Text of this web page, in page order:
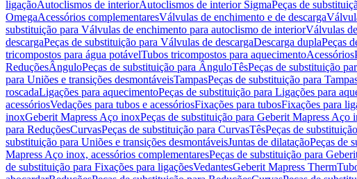
ligaçãoAutoclismos de interiorAutoclismos de interior SigmaPeças de
OmegaAcessórios complementaresVálvulas de enchimento e de descarga
substituição para Válvulas de enchimento para autoclismo de interiorVálvulas
descargaPeças de substituição para Válvulas de descargaDescarga duplaPeças
tricompostos para água potávelTubos tricompostos para aquecimentoAcessórios
ReduçõesÂnguloPeças de substituição para ÂnguloTêsPeças de substituição
para Uniões e transições desmontáveisTampasPeças de substituição para
roscadaLigações para aquecimentoPeças de substituição para Ligações para
acessóriosVedações para tubos e acessóriosFixações para tubosFixações para
inoxGeberit Mapress Aço inoxPeças de substituição para Geberit Mapress Aço
para ReduçõesCurvasPeças de substituição para CurvasTêsPeças de
substituição para Uniões e transições desmontáveisJuntas de dilataçãoPeças de
Mapress Aço inox, acessórios complementaresPeças de substituição para
de substituição para Fixações para ligaçõesVedantesGeberit Mapress Therm